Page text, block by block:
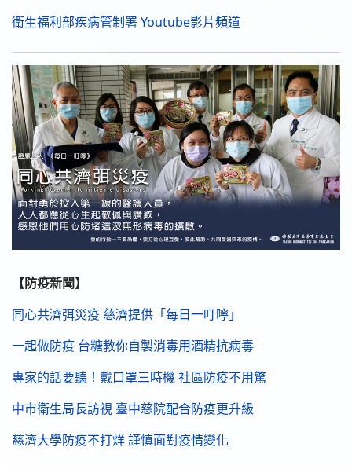
衛生福利部疾病管制署 Youtube影片頻道
【防疫新聞】
同心共濟弭災疫 慈濟提供「每日一叮嚀」
一起做防疫 台糖教你自製消毒用酒精抗病毒
專家的話要聽！戴口罩三時機 社區防疫不用驚
中市衛生局長訪視 臺中慈院配合防疫更升級
慈濟大學防疫不打烊 謹慎面對疫情變化